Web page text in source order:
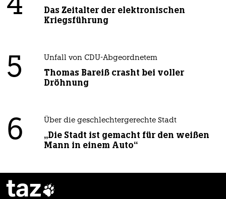
4
Das Zeitalter der elektronischen
Kriegsführung
5 Unfall von CDU-Abgeordnetem
Thomas Bareiß crasht bei voller
Dröhnung
6 Über die geschlechtergerechte Stadt
„Die Stadt ist gemacht für den weißen
Mann in einem Auto“
taz